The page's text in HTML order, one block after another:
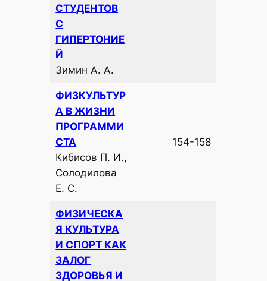
СТУДЕНТОВ
С
ГИПЕРТОНИЕ
Й
Зимин А. А.
ФИЗКУЛЬТУР
А В ЖИЗНИ
ПРОГРАММИ
СТА
Кибисов П. И.,
Солодилова
Е. С.
154-158
ФИЗИЧЕСКА
Я КУЛЬТУРА
И СПОРТ КАК
ЗАЛОГ
ЗДОРОВЬЯ И